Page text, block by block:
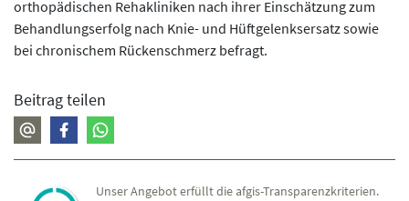
orthopädischen Rehakliniken nach ihrer Einschätzung zum
Behandlungserfolg nach Knie- und Hüftgelenksersatz sowie
bei chronischem Rückenschmerz befragt.
Beitrag teilen
Unser Angebot erfüllt die afgis-Transparenzkriterien.